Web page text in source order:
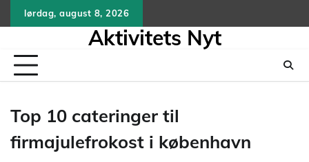
to
lørdag, august 8, 2026
Aktivitets Nyt
Top 10 cateringer til
firmajulefrokost i københavn